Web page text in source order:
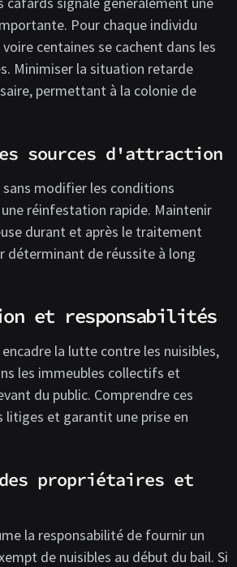
Pour chaque individu
centaines se cachent dans les
Minimiser la situation retarde
permettant à la colonie de
sources d'attraction
modifier les conditions
réinfestation rapide. Maintenir
durant et après le traitement
déterminant de réussite à long
et responsabilités
la lutte contre les nuisibles,
les immeubles collectifs et
du public. Comprendre ces
litiges et garantit une prise en
propriétaires et
la responsabilité de fournir un
de nuisibles au début du bail. Si